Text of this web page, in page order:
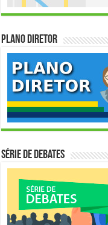
Plano Diretor
Série de Debates